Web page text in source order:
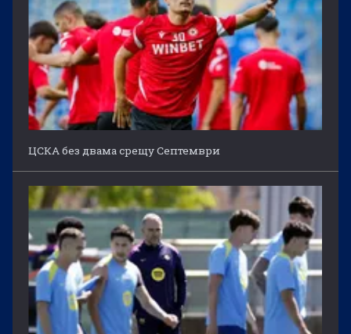
ЦСКА без двама срещу Септември